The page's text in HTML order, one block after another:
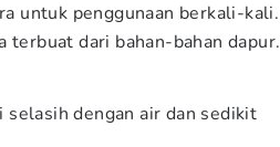
untuk penggunaan berkali-kali.
terbuat dari bahan-bahan dapur.
selasih dengan air dan sedikit